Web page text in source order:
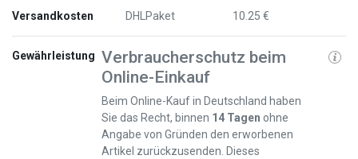
Versandkosten DHLPaket 10.25 €
Gewährleistung Verbraucherschutz beim
Online-Einkauf
Beim Online-Kauf in Deutschland haben
Sie das Recht, binnen 14 Tagen ohne
Angabe von Gründen den erworbenen
Artikel zurückzusenden. Dieses